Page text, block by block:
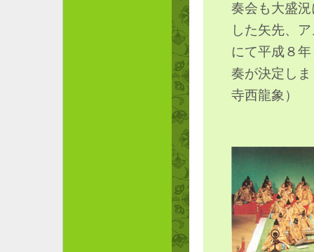
奏会も大盛
した矢先、
にて平成８
奏が決定し
寺西龍象）